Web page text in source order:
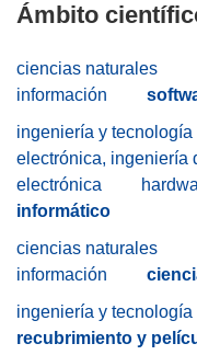
Ámbito
ciencias naturales
información
ingeniería y tecnología
electrónica, ingeniería
electrónica
informático
ciencias naturales
información
ingeniería y tecnología
recubrimiento y